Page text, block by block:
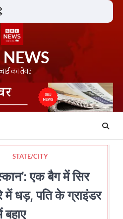
NEWS
का तेवर
STATE/CITY
एक बैग में सिर
धड़, पति के ग्राइंडर